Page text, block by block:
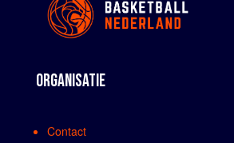
ORGANISATIE
Contact